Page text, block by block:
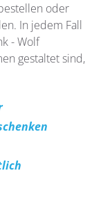
oder
In jedem Fall
- Wolf
gestaltet sind,